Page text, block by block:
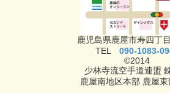
鹿児島県鹿屋市寿四丁
TEL 090-1083-
©2014
少林寺流空手道連盟
鹿屋南地区本部 鹿屋東